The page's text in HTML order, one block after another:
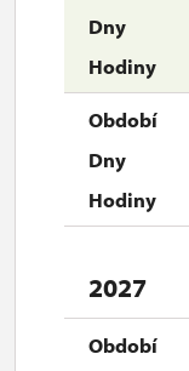
2027